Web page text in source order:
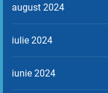
august 2024
iulie 2024
iunie 2024